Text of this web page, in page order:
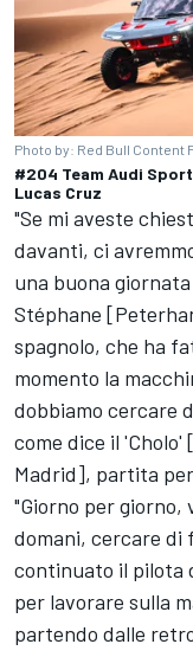
Photo by: Red Bull Content
#204 Team Audi
Lucas Cruz
"Se mi aveste
davanti, ci
una buona
Stéphane
spagnolo, che ha
momento la
dobbiamo cercare
come dice il
Madrid], partita
"Giorno per giorno,
domani, cercare di
continuato il pilota
per lavorare sulla
partendo dalle